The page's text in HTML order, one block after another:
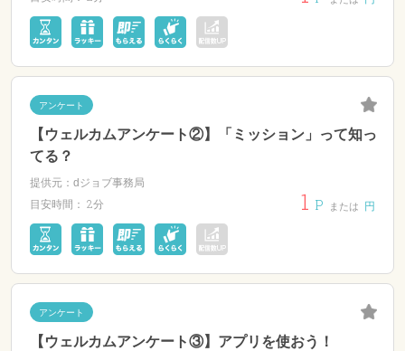
アンケート
【ウェルカムアンケート②】「ミッション」って知っ
てる？
提供元：dジョブ事務局
目安時間： 2分 1 P または 円
アンケート
【ウェルカムアンケート③】アプリを使おう！